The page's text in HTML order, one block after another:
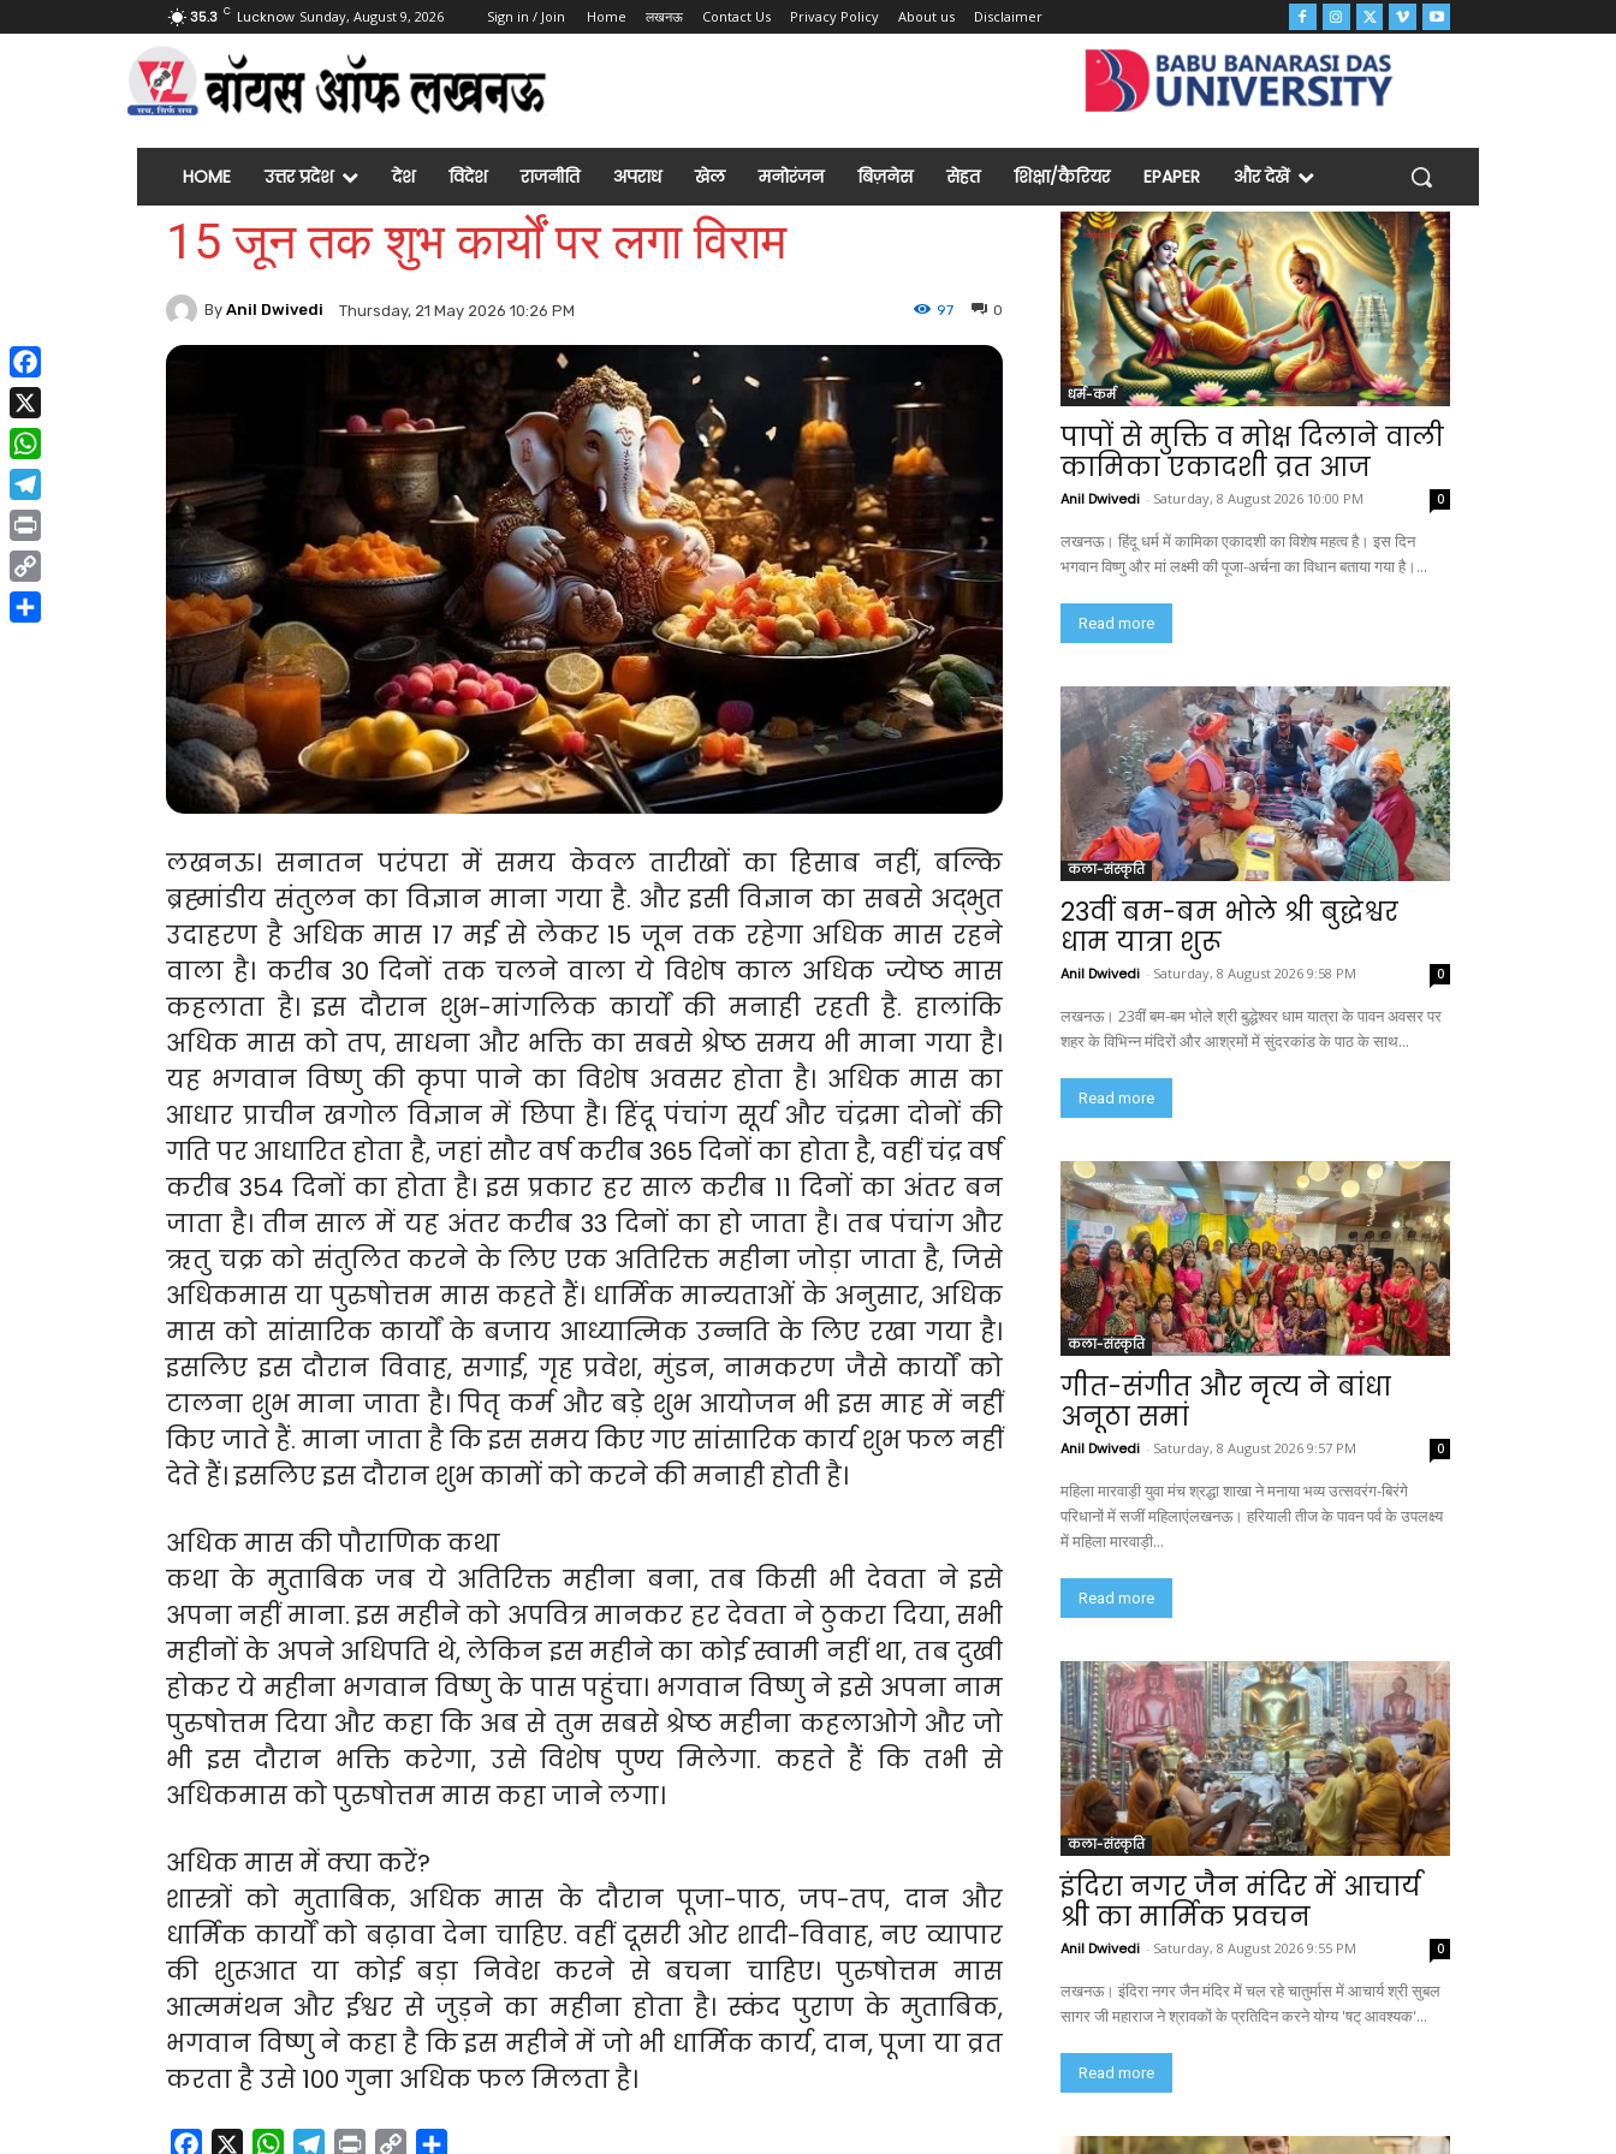
35.3 C Lucknow Sunday, August 9, 2026 Sign in / Join Home लखनऊ Contact Us Privacy Policy About us Disclaimer
HOME उत्तर प्रदेश देश विदेश राजनीति अपराध खेल मनोरंजन बिज़नेस सेहत शिक्षा/कैरियर EPAPER और देखें
15 जून तक शुभ कार्यों पर लगा विराम
By Anil Dwivedi Thursday, 21 May 2026 10:26 PM 0
97
लखनऊ। सनातन परंपरा में समय केवल तारीखों का हिसाब नहीं, बल्कि
ब्रह्मांडीय संतुलन का विज्ञान माना गया है. और इसी विज्ञान का सबसे अद्भुत
उदाहरण है अधिक मास 17 मई से लेकर 15 जून तक रहेगा अधिक मास रहने
वाला है। करीब 30 दिनों तक चलने वाला ये विशेष काल अधिक ज्येष्ठ मास
कहलाता है। इस दौरान शुभ-मांगलिक कार्यों की मनाही रहती है. हालांकि
अधिक मास को तप, साधना और भक्ति का सबसे श्रेष्ठ समय भी माना गया है।
यह भगवान विष्णु की कृपा पाने का विशेष अवसर होता है। अधिक मास का
आधार प्राचीन खगोल विज्ञान में छिपा है। हिंदू पंचांग सूर्य और चंद्रमा दोनों की
गति पर आधारित होता है, जहां सौर वर्ष करीब 365 दिनों का होता है, वहीं चंद्र वर्ष
करीब 354 दिनों का होता है। इस प्रकार हर साल करीब 11 दिनों का अंतर बन
जाता है। तीन साल में यह अंतर करीब 33 दिनों का हो जाता है। तब पंचांग और
ऋतु चक्र को संतुलित करने के लिए एक अतिरिक्त महीना जोड़ा जाता है, जिसे
अधिकमास या पुरुषोत्तम मास कहते हैं। धार्मिक मान्यताओं के अनुसार, अधिक
मास को सांसारिक कार्यों के बजाय आध्यात्मिक उन्नति के लिए रखा गया है।
इसलिए इस दौरान विवाह, सगाई, गृह प्रवेश, मुंडन, नामकरण जैसे कार्यों को
टालना शुभ माना जाता है। पितृ कर्म और बड़े शुभ आयोजन भी इस माह में नहीं
किए जाते हैं. माना जाता है कि इस समय किए गए सांसारिक कार्य शुभ फल नहीं
देते हैं। इसलिए इस दौरान शुभ कामों को करने की मनाही होती है।
अधिक मास की पौराणिक कथा
कथा के मुताबिक जब ये अतिरिक्त महीना बना, तब किसी भी देवता ने इसे
अपना नहीं माना. इस महीने को अपवित्र मानकर हर देवता ने ठुकरा दिया, सभी
महीनों के अपने अधिपति थे, लेकिन इस महीने का कोई स्वामी नहीं था, तब दुखी
होकर ये महीना भगवान विष्णु के पास पहुंचा। भगवान विष्णु ने इसे अपना नाम
पुरुषोत्तम दिया और कहा कि अब से तुम सबसे श्रेष्ठ महीना कहलाओगे और जो
भी इस दौरान भक्ति करेगा, उसे विशेष पुण्य मिलेगा. कहते हैं कि तभी से
अधिकमास को पुरुषोत्तम मास कहा जाने लगा।
अधिक मास में क्या करें?
शास्त्रों को मुताबिक, अधिक मास के दौरान पूजा-पाठ, जप-तप, दान और
धार्मिक कार्यों को बढ़ावा देना चाहिए. वहीं दूसरी ओर शादी-विवाह, नए व्यापार
की शुरूआत या कोई बड़ा निवेश करने से बचना चाहिए। पुरुषोत्तम मास
आत्ममंथन और ईश्वर से जुड़ने का महीना होता है। स्कंद पुराण के मुताबिक,
भगवान विष्णु ने कहा है कि इस महीने में जो भी धार्मिक कार्य, दान, पूजा या व्रत
करता है उसे 100 गुना अधिक फल मिलता है।
W
धर्म-कर्म
पापों से मुक्ति व मोक्ष दिलाने वाली
कामिका एकादशी व्रत आज
Anil Dwivedi - Saturday, 8 August 2026 10:00 PM 0
लखनऊ। हिंदू धर्म में कामिका एकादशी का विशेष महत्व है। इस दिन
भगवान विष्णु और मां लक्ष्मी की पूजा-अर्चना का विधान बताया गया है।...
Read more
कला-संस्कृति
23वीं बम-बम भोले श्री बुद्धेश्वर
धाम यात्रा शुरू
Anil Dwivedi - Saturday, 8 August 2026 9:58 PM 0
लखनऊ। 23वीं बम-बम भोले श्री बुद्धेश्वर धाम यात्रा के पावन अवसर पर
शहर के विभिन्न मंदिरों और आश्रमों में सुंदरकांड के पाठ के साथ...
Read more
कला-संस्कृति
गीत-संगीत और नृत्य ने बांधा
अनूठा समां
Anil Dwivedi - Saturday, 8 August 2026 9:57 PM 0
महिला मारवाड़ी युवा मंच श्रद्धा शाखा ने मनाया भव्य उत्सवरंग-बिरंगे
परिधानों में सजीं महिलाएंलखनऊ। हरियाली तीज के पावन पर्व के उपलक्ष्य
में महिला मारवाड़ी...
Read more
कला-संस्कृति
इंदिरा नगर जैन मंदिर में आचार्य
श्री का मार्मिक प्रवचन
Anil Dwivedi - Saturday, 8 August 2026 9:55 PM 0
लखनऊ। इंदिरा नगर जैन मंदिर में चल रहे चातुर्मास में आचार्य श्री सुबल
सागर जी महाराज ने श्रावकों के प्रतिदिन करने योग्य 'षट् आवश्यक'...
Read more
Facebook
X
WhatsApp
Telegram
Print
Copy
Link